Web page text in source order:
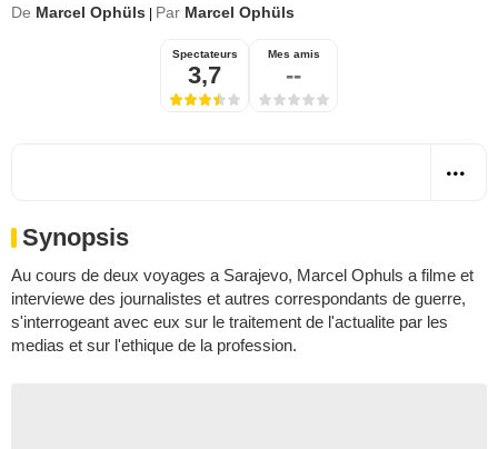
De Marcel Ophüls Par Marcel Ophüls
Spectateurs
3,7
Mes amis
--
Synopsis
Au cours de deux voyages a Sarajevo, Marcel Ophuls a filme et
interviewe des journalistes et autres correspondants de guerre,
s'interrogeant avec eux sur le traitement de l'actualite par les
medias et sur l'ethique de la profession.